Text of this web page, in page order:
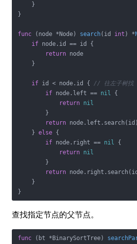
    }
}
func (node *Node) search(id int ) *
if node.id == id {
return node
    }
if id < node.id { // 往左子树找
if node.left == nil {
return nil
        }
return node.left.search(id)
    }
else {
if node.right == nil {
return nil
        }
return
    }
}
查找指定节点的父节点。
func (bt *BinarySortTree)